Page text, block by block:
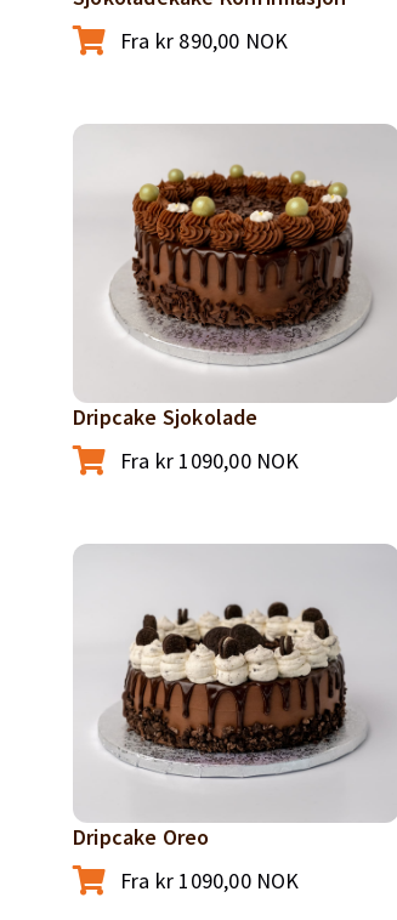
Fra kr 890,00 NOK
Dripcake Sjokolade
Fra kr 1090,00NOK
Dripcake Oreo
Fra kr 1090,00NOK